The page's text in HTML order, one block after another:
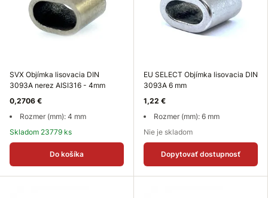
SVX Objímka lisovacia DIN
3093A nerez AISI316 - 4mm
0,2706 €
Rozmer (mm): 4 mm
Skladom 23779 ks
Do košíka
EU SELECT Objímka lisovacia DIN
3093A 6 mm
1,22 €
Rozmer (mm): 6 mm
Nie je skladom
Dopytovať dostupnosť